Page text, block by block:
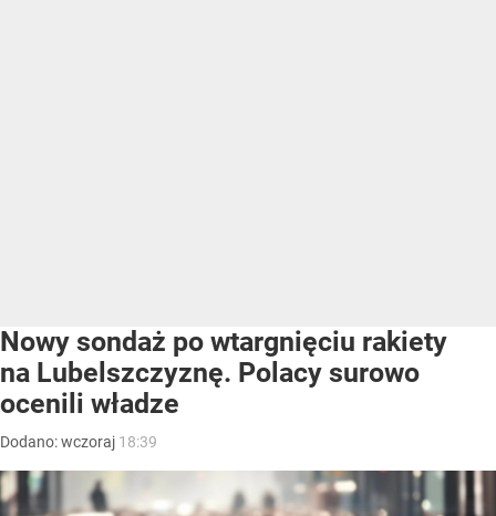
Nowy sondaż po wtargnięciu rakiety
na Lubelszczyznę. Polacy surowo
ocenili władze
Dodano:wczoraj 18:39